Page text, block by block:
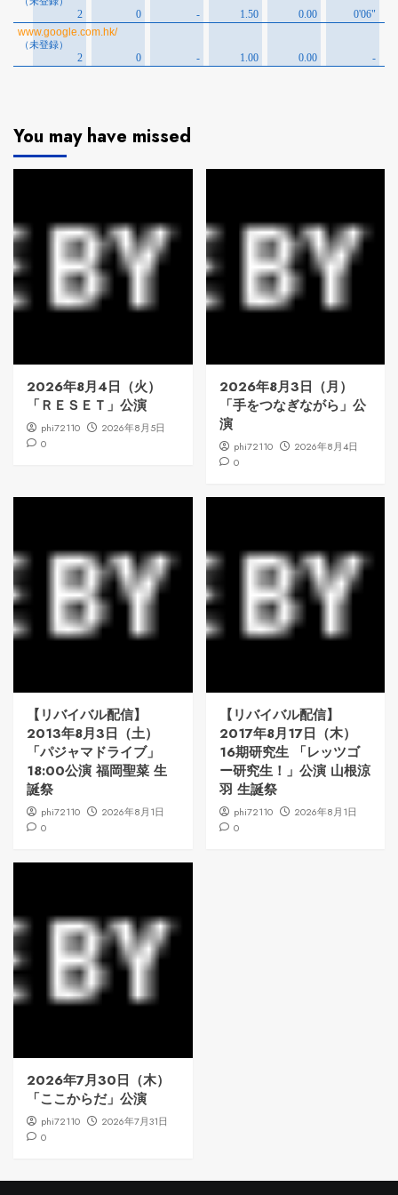
You may have missed
2026年8月4日（火）
「ＲＥＳＥＴ」公演
phi72110
2026年8月5日
0
2026年8月3日（月）
「手をつなぎながら」公
演
phi72110
2026年8月4日
0
【リバイバル配信】
2013年8月3日（土）
「パジャマドライブ」
18:00公演 福岡聖菜 生
誕祭
phi72110
2026年8月1日
0
【リバイバル配信】
2017年8月17日（木）
16期研究生 「レッツゴ
ー研究生！」公演 山根涼
羽 生誕祭
phi72110
2026年8月1日
0
2026年7月30日（木）
「ここからだ」公演
phi72110
2026年7月31日
0